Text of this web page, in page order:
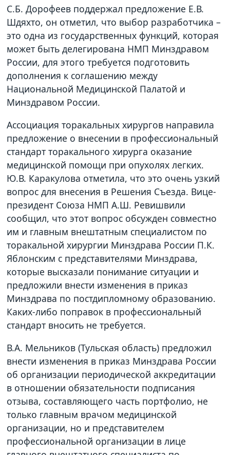
С.Б. Дорофеев поддержал предложение Е.В.
Шдяхто, он отметил, что выбор разработчика –
это одна из государственных функций, которая
может быть делегирована НМП Минздравом
России, для этого требуется подготовить
дополнения к соглашению между
Национальной Медицинской Палатой и
Минздравом России.
Ассоциация торакальных хирургов направила
предложение о внесении в профессиональный
стандарт торакального хирурга оказание
медицинской помощи при опухолях легких.
Ю.В. Каракулова отметила, что это очень узкий
вопрос для внесения в Решения Съезда. Вице-
президент Союза НМП А.Ш. Ревишвили
сообщил, что этот вопрос обсужден совместно
им и главным внештатным специалистом по
торакальной хирургии Минздрава России П.К.
Яблонским с представителями Минздрава,
которые высказали понимание ситуации и
предложили внести изменения в приказ
Минздрава по постдипломному образованию.
Каких-либо поправок в профессиональный
стандарт вносить не требуется.
В.А. Мельников (Тульская область) предложил
внести изменения в приказ Минздрава России
об организации периодической аккредитации
в отношении обязательности подписания
отзыва, составляющего часть портфолио, не
только главным врачом медицинской
организации, но и представителем
профессиональной организации в лице